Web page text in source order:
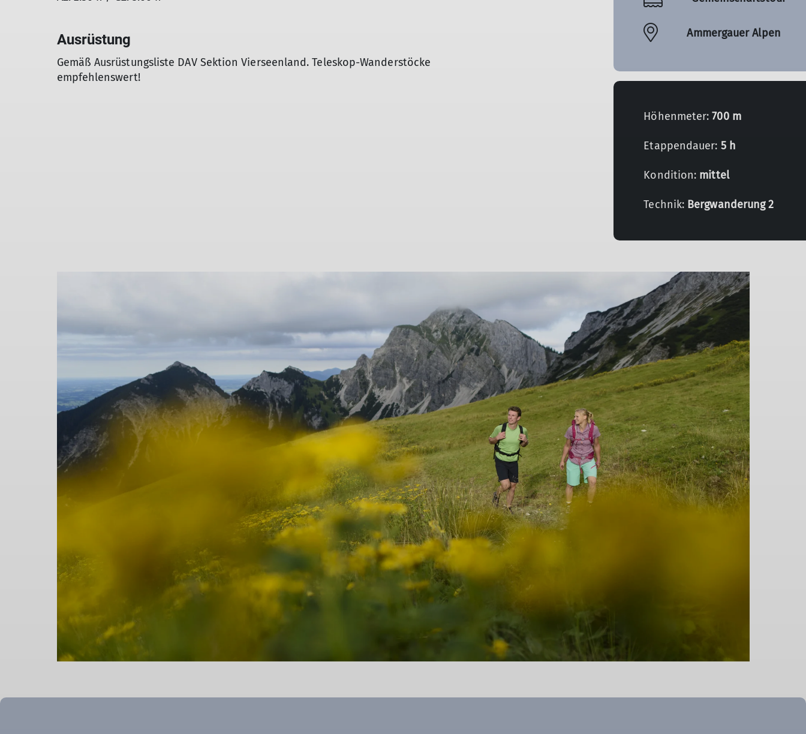
Ausrüstung
Gemäß Ausrüstungsliste DAV Sektion Vierseenland. Teleskop-Wanderstöcke
empfehlenswert!
Ammergauer Alpen
Höhenmeter:700 m
Etappendauer: 5 h
Kondition: mittel
Technik: Bergwanderung 2